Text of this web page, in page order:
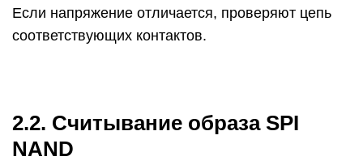
Если напряжение отличается, проверяют цепь
соответствующих контактов.
2.2. Считывание образа SPI
NAND